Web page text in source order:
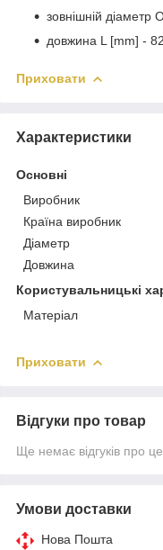
зовнішній діаметр
довжина L [mm] - 82
Приховати
Характеристики
Основні
Виробник
Країна виробник
Діаметр
Довжина
Користувальницькі
Матеріал
Приховати
Відгуки про товар
Ще немає відгуків про
Умови доставки
Нова Пошта